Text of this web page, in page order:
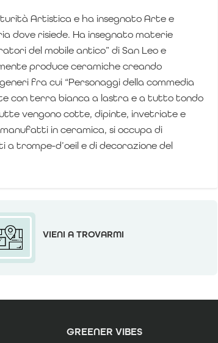
Artistica e ha insegnato Arte e
dove risiede. Ha insegnato materie
del mobile antico” di San Leo e
produce ceramiche creando
fra cui “Personaggi della commedia
con terra bianca a lastra e a tutto tondo
vengono cotte, dipinte, invetriate e
in ceramica, si occupa di
trompe-d’oeil e di decorazione del
VIENI A TROVARMI
GREENER VIBES